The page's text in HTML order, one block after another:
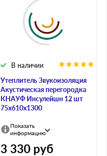
Утеплитель Звукоизоляция
Акустическая перегородка
КНАУФ Инсулейшн 12 шт
75х610х1300
В наличии
Показать
информацию
3 330 руб